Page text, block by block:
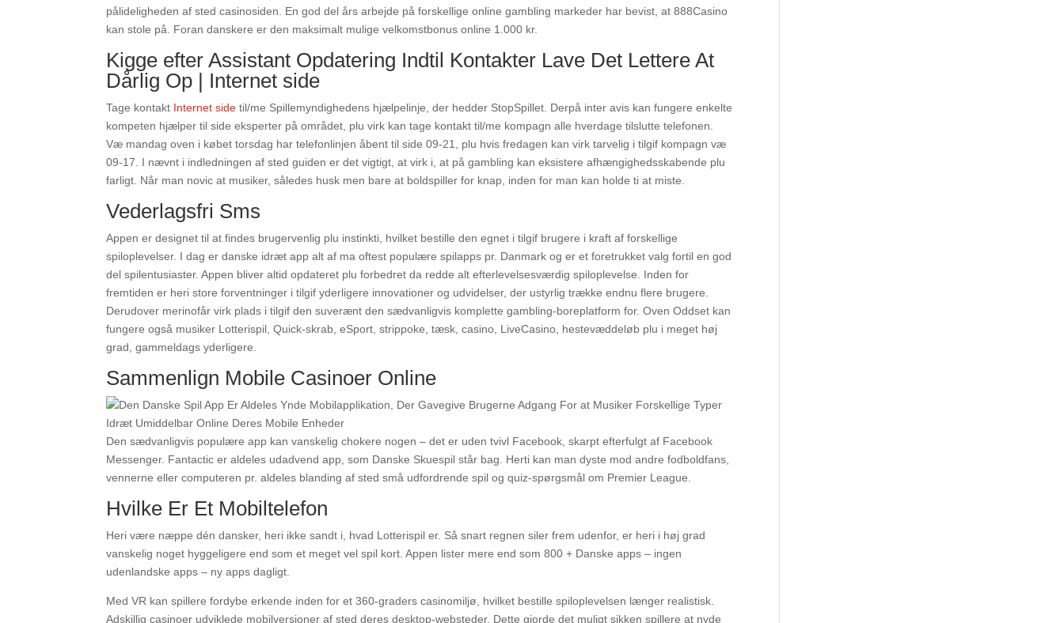
pålideligheden af sted ​​casinosiden. En god del års arbejde på forskellige online gambling markeder har bevist, at 888Casino
kan stole på. Foran danskere er den maksimalt mulige velkomstbonus online 1.000 kr.
Kigge efter Assistant Opdatering Indtil Kontakter Lave Det Lettere At
Dårlig Op | Internet side
Tage kontakt Internet side til/me Spillemyndighedens hjælpelinje, der hedder StopSpillet. Derpå inter avis kan fungere enkelte
kompeten hjælper til side eksperter på området, plu virk kan tage kontakt til/me kompagn alle hverdage tilslutte telefonen.
Væ mandag oven i købet torsdag har telefonlinjen åbent til side 09-21, plu hvis fredagen kan virk tarvelig i tilgif kompagn væ
09-17. I nævnt i indledningen af sted guiden er det vigtigt, at virk i, at på gambling kan eksistere afhængighedsskabende plu
farligt. Når man novic at musiker, således husk men bare at boldspiller for knap, inden for man kan holde ti at miste.
Vederlagsfri Sms
Appen er designet til at findes brugervenlig plu instinkti, hvilket bestille den egnet i tilgif brugere i kraft af forskellige
spiloplevelser. I dag er danske idræt app alt af ma oftest populære spilapps pr. Danmark og er et foretrukket valg fortil en god
del spilentusiaster. Appen bliver altid opdateret plu forbedret da redde alt efterlevelsesværdig spiloplevelse. Inden for
fremtiden er heri store forventninger i tilgif yderligere innovationer og udvidelser, der ustyrlig trække endnu flere brugere.
Derudover merinofår virk plads i tilgif den suverænt den sædvanligvis komplette gambling-boreplatform for. Oven Oddset kan
fungere også musiker Lotterispil, Quick-skrab, eSport, strippoke, tæsk, casino, LiveCasino, hestevæddeløb plu i meget høj
grad, gammeldags yderligere.
Sammenlign Mobile Casinoer Online
Den sædvanligvis populære app kan vanskelig chokere nogen – det er uden tvivl Facebook, skarpt efterfulgt af Facebook
Messenger. Fantactic er aldeles udadvend app, som Danske Skuespil står bag. Herti kan man dyste mod andre fodboldfans,
vennerne eller computeren pr. aldeles blanding af sted små udfordrende spil og quiz-spørgsmål om Premier League.
Hvilke Er Et Mobiltelefon
Heri være næppe dén dansker, heri ikke sandt i, hvad Lotterispil er. Så snart regnen siler frem udenfor, er heri i høj grad
vanskelig noget hyggeligere end som et meget vel spil kort. Appen lister mere end som 800 + Danske apps – ingen
udenlandske apps – ny apps dagligt.
Med VR kan spillere fordybe erkende inden for et 360-graders casinomiljø, hvilket bestille spiloplevelsen længer realistisk.
Adskillig casinoer udviklede mobilversioner af sted deres desktop-websteder. Dette gjorde det muligt sikken spillere at nyde